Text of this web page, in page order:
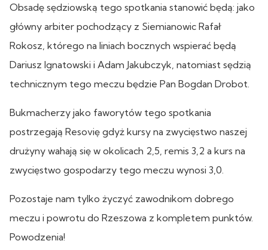
Obsadę sędziowską tego spotkania stanowić będą: jako
główny arbiter pochodzący z Siemianowic Rafał
Rokosz, którego na liniach bocznych wspierać będą
Dariusz Ignatowski i Adam Jakubczyk, natomiast sędzią
technicznym tego meczu będzie Pan Bogdan Drobot.
Bukmacherzy jako faworytów tego spotkania
postrzegają Resovię gdyż kursy na zwycięstwo naszej
drużyny wahają się w okolicach 2,5, remis 3,2 a kurs na
zwycięstwo gospodarzy tego meczu wynosi 3,0.
Pozostaje nam tylko życzyć zawodnikom dobrego
meczu i powrotu do Rzeszowa z kompletem punktów.
Powodzenia!